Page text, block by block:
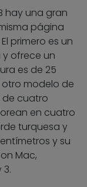
hay una gran
página
primero es un
ofrece un
es de 25
otro modelo de
de cuatro
en cuatro
turquesa y
y su
Mac,